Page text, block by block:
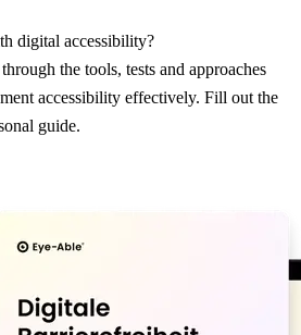
digital accessibility?
the tools, tests and approaches
accessibility effectively. Fill out the
guide.